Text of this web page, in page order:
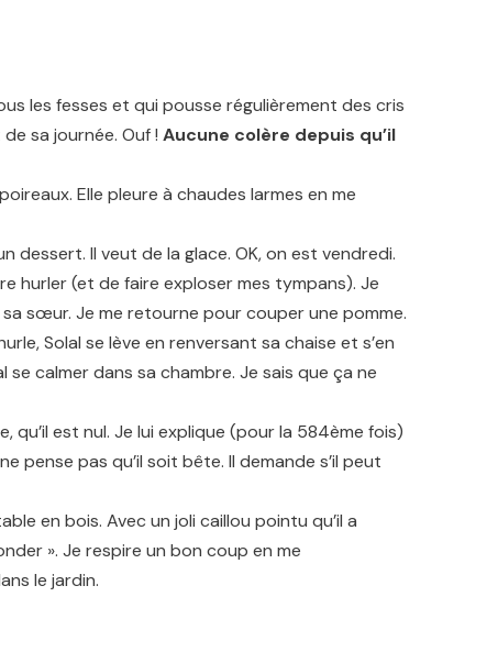
les fesses et qui pousse régulièrement des cris
sa journée. Ouf ! Aucune colère depuis qu’il
Elle pleure à chaudes larmes en me
dessert. Il veut de la glace. OK, on est vendredi.
hurler (et de faire exploser mes tympans). Je
sœur. Je me retourne pour couper une pomme.
Solal se lève en renversant sa chaise et s’en
calmer dans sa chambre. Je sais que ça ne
qu’il est nul. Je lui explique (pour la 584ème fois)
pense pas qu’il soit bête. Il demande s’il peut
en bois. Avec un joli caillou pointu qu’il a
». Je respire un bon coup en me
le jardin.